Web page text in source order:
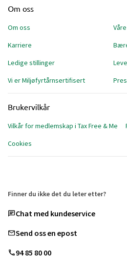
Om oss
Om oss
Karriere
Ledige stillinger
Vi er Miljøfyrtårnsertifisert
Brukervilkår
Vilkår for medlemskap i Tax Free & Me
Cookies
Finner du ikke det du leter etter?
Chat med kundeservice
Send oss en epost
94 85 80 00